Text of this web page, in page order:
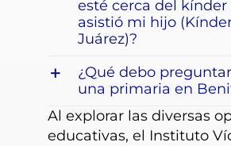
esté cerca del kínder
asistió mi hijo
Juárez)?
¿Qué debo
una primaria en
Al explorar las diversas
educativas, el Instituto